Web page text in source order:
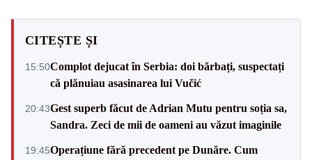
CITEȘTE ȘI
15:50Complot dejucat în Serbia: doi bărbați, suspectați
că plănuiau asasinarea lui Vučić
20:43Gest superb făcut de Adrian Mutu pentru soția sa,
Sandra. Zeci de mii de oameni au văzut imaginile
19:45Operațiune fără precedent pe Dunăre. Cum